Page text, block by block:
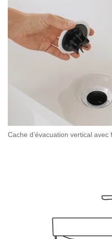
Cache d’évacuation vertical avec